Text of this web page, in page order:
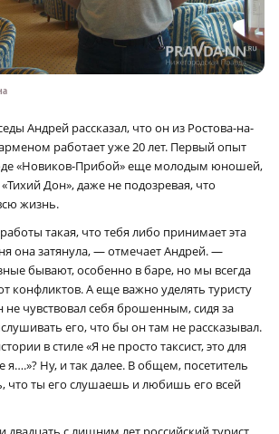
Андрей рассказал, что он из Ростова-на-
работает уже 20 лет. Первый опыт
«Новиков-Прибой» еще молодым юношей,
Дон», даже не подозревая, что
жизнь.
такая, что тебя либо принимает эта
она затянула, — отмечает Андрей. —
бывают, особенно в баре, но мы всегда
конфликтов. А еще важно уделять туристу
чувствовал себя брошенным, сидя за
его, что бы он там не рассказывал.
в стиле «Я не просто таксист, это для
Ну, и так далее. В общем, посетитель
что ты его слушаешь и любишь его всей